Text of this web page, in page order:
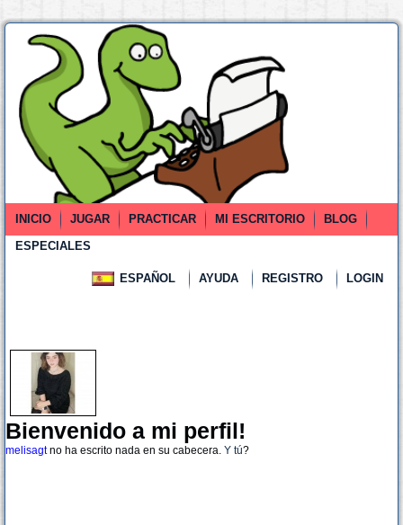
INICIO JUGAR PRACTICAR MI ESCRITORIO
BLOG
ESPECIALES
ESPAÑOL AYUDA REGISTRO LOGIN
Bienvenido a mi perfil!
melisagtno ha escrito nada en su cabecera. Y tú?